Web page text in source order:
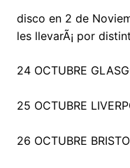
disco en 2 de
les llevarÃ¡ por
24 OCTUBRE
25 OCTUBRE
26 OCTUBRE